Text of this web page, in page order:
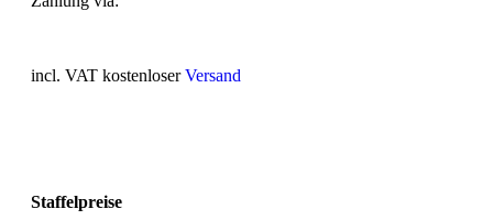
incl. VAT kostenloserVersand
Staffelpreise